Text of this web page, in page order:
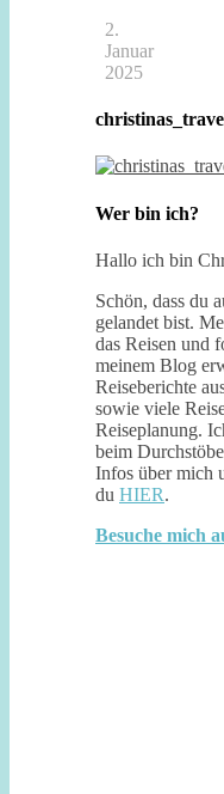
2.
Januar
2025
Wer bin ich?
Hallo ich bin
Schön, dass du
gelandet bist.
das Reisen und
meinem Blog
Reiseberichte
sowie viele
Reiseplanung.
beim
Infos über mich
du HIER.
Besuche mich